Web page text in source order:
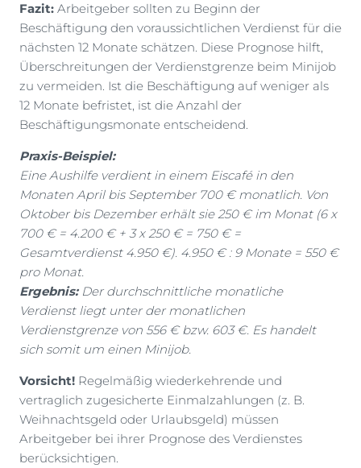
Fazit: Arbeitgeber sollten zu Beginn der
Beschäftigung den voraussichtlichen Verdienst für die
nächsten 12 Monate schätzen. Diese Prognose hilft,
Überschreitungen der Verdienstgrenze beim Minijob
zu vermeiden. Ist die Beschäftigung auf weniger als
12 Monate befristet, ist die Anzahl der
Beschäftigungsmonate entscheidend.
Praxis-Beispiel:
Eine Aushilfe verdient in einem Eiscafé in den
Monaten April bis September 700 € monatlich. Von
Oktober bis Dezember erhält sie 250 € im Monat (6 x
700 € = 4.200 € + 3 x 250 € = 750 € =
Gesamtverdienst 4.950 €). 4.950 € : 9 Monate = 550 €
pro Monat.
Ergebnis:Der durchschnittliche monatliche
Verdienst liegt unter der monatlichen
Verdienstgrenze von 556 € bzw. 603 €. Es handelt
sich somit um einen Minijob.
Vorsicht! Regelmäßig wiederkehrende und
vertraglich zugesicherte Einmalzahlungen (z. B.
Weihnachtsgeld oder Urlaubsgeld) müssen
Arbeitgeber bei ihrer Prognose des Verdienstes
berücksichtigen.